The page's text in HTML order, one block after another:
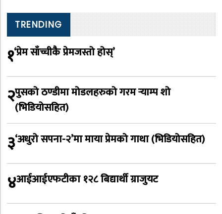
TRENDING
१‘प्रेम साँच्चीकै प्रेमजस्तो होस्’
२पुसको ठण्डीमा मोडलहरुको गरम र्‍याम्प शो
(भिडियोसहित)
३‘अधुरो सपना-२’मा माया प्रेमको गाथा (भिडियोसहित)
४आईआईएफटीका १२८ बिद्यार्थी ग्राजुयट